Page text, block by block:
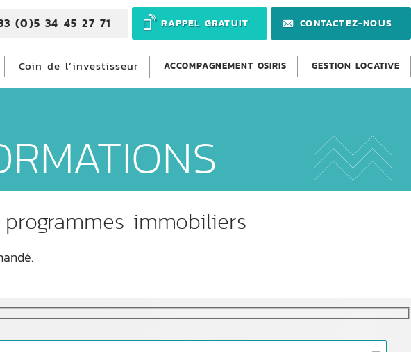
(0)5 34 45 27 71 RAPPEL GRATUIT CONTACTEZ-NOUS
Coin de l’investisseur ACCOMPAGNEMENT OSIRIS GESTION LOCATIVE
immobiliers